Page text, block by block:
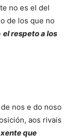
no es el del
de los que no
el respeto a los
nos e do noso
aos rivais
que